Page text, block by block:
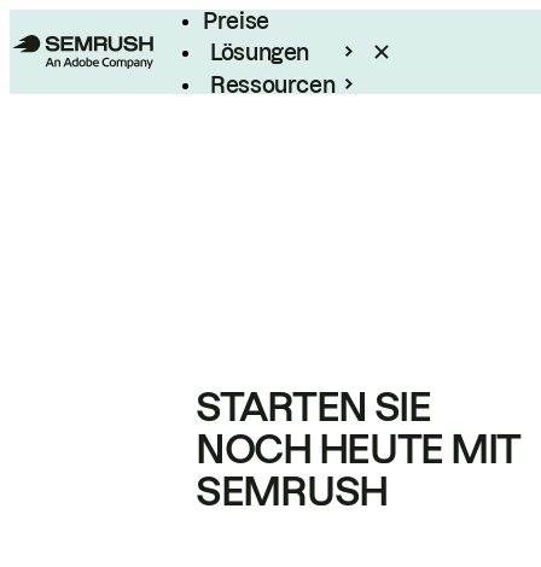
Preise
Lösungen
Ressourcen
STARTEN SIE
NOCH HEUTE MIT
SEMRUSH